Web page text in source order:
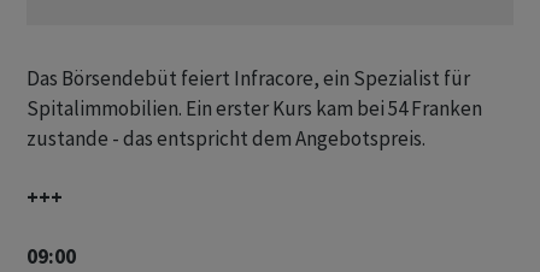
Das Börsendebüt feiert Infracore, ein Spezialist für
Spitalimmobilien. Ein erster Kurs kam bei 54 Franken
zustande - das entspricht dem Angebotspreis.
+++
09:00